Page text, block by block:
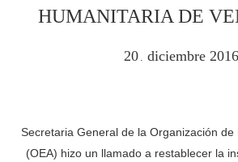
HUMANITARIA DE
20 . diciembre 2016
Secretaria General de la Organización de
(OEA) hizo un llamado a restablecer la